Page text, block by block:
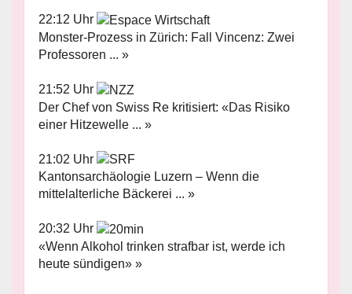
22:12 Uhr
Monster-Prozess in Zürich: Fall Vincenz: Zwei
Professoren ... »
21:52 Uhr
Der Chef von Swiss Re kritisiert: «Das Risiko
einer Hitzewelle ... »
21:02 Uhr
Kantonsarchäologie Luzern – Wenn die
mittelalterliche Bäckerei ... »
20:32 Uhr
«Wenn Alkohol trinken strafbar ist, werde ich
heute sündigen» »